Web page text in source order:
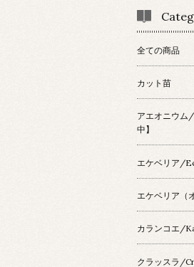
全ての商品
カット苗
アエオニウム
中】
エケベリア/
エケベリア（
カランコエ/
クラッスラ/